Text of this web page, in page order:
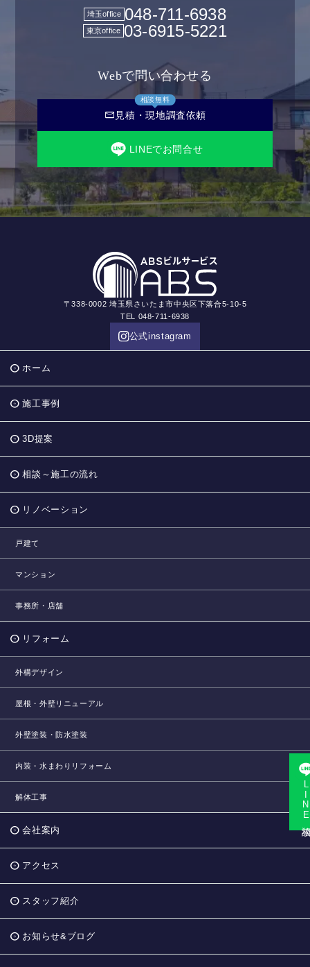
埼玉office 048-711-6938
東京office 03-6915-5221
Webで問い合わせる
相談無料
mail 見積・現地調査依頼
LINEでお問合せ
〒338-0002 埼玉県さいたま市中央区下落合5-10-5
TEL 048-711-6938
公式instagram
ホーム
施工事例
3D提案
相談～施工の流れ
リノベーション
戸建て
マンション
事務所・店舗
リフォーム
外構デザイン
屋根・外壁リニューアル
外壁塗装・防水塗装
内装・水まわりリフォーム
解体工事
会社案内
アクセス
スタッフ紹介
お知らせ&ブログ